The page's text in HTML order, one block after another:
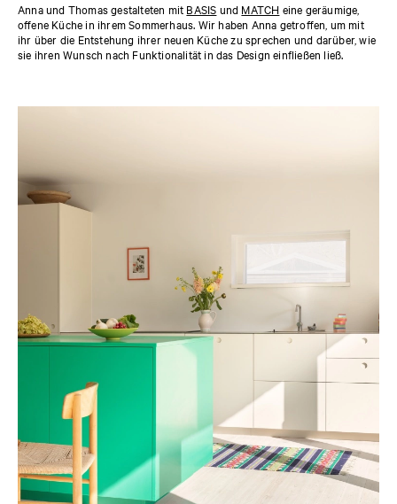
Anna und Thomas gestalteten mit BASIS und MATCH eine geräumige,
offene Küche in ihrem Sommerhaus. Wir haben Anna getroffen, um mit
ihr über die Entstehung ihrer neuen Küche zu sprechen und darüber, wie
sie ihren Wunsch nach Funktionalität in das Design einfließen ließ.